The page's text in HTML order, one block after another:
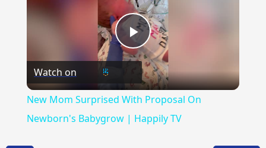
Play
Video
Watch on
New Mom Surprised With Proposal On
Newborn's Babygrow | Happily TV